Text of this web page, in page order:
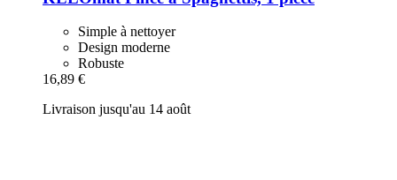
Simple à nettoyer
Design moderne
Robuste
16,89 €
Livraison jusqu'au 14 août